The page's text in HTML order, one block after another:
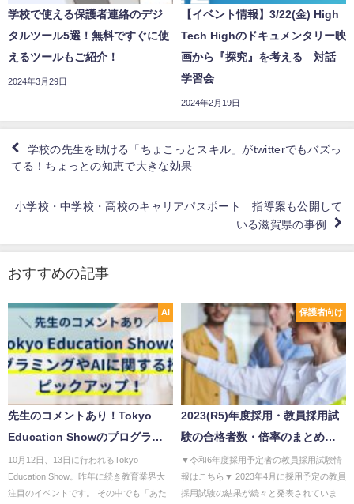
学校で使える保護者連絡のデジ
タルツール5選！無料ですぐに使
えるツールもご紹介！
2024年3月29日
【イベント情報】3/22(金) High
Tech Highのドキュメンタリー映
画から『探究』を考える 対話
学習会
2024年2月19日
学校の先生を助ける「ちょこっとスキル」がtwitterでもバズっ
てる！ちょっとの知恵で大きな効果
小学校・中学校・高校のキャリアパスポート 指導案も公開して
いる滋賀県の事例
おすすめの記事
AI
先生のコメントあり！Tokyo
Education Showのプログラミ
ングやAIに関する授業をピック
アップ！
10月12日、13日に行われるTokyo
Education Show。昨年に続き教育業界大
注目のイベントです。 その中でも「あた
保護者向け
2023(R5)年度採用・教員採用試
験の合格者数・倍率のまとめ：
近畿編
▼令和6年度採用予定者の教員採用試験情
報はこちら▼ 2023年4月に採用予定の教員
採用試験の結果が続々と発表されていま